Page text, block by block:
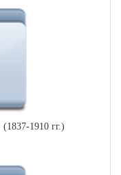
1910 гг.)